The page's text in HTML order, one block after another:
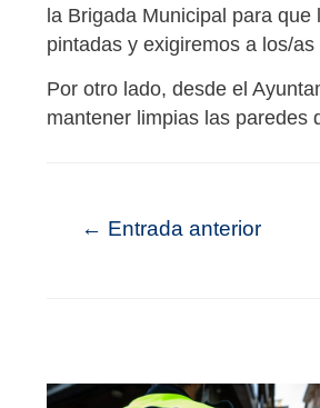
la Brigada Municipal para
pintadas y exigiremos a los/
Por otro lado, desde el
mantener limpias las paredes
← Entrada anterior